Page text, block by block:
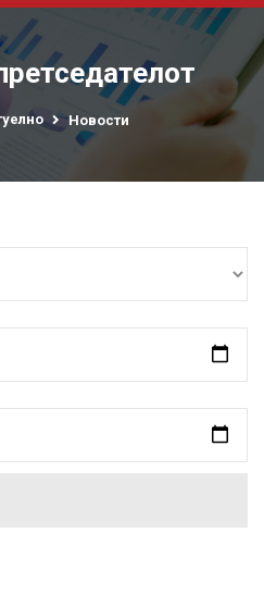
Новости